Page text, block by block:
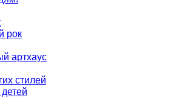
рок
артхаус
стилей